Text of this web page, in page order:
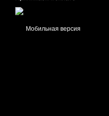
Мобильная версия